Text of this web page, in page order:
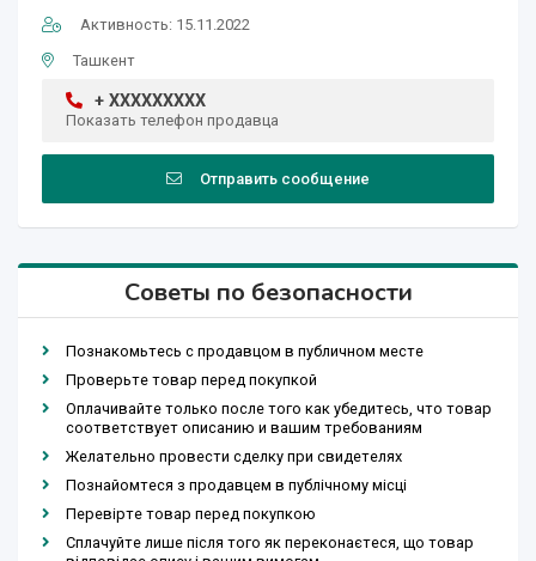
Активность: 15.11.2022
Ташкент
+ XXXXXXXXX
Показать телефон продавца
Отправить сообщение
Советы по безопасности
Познакомьтесь с продавцом в публичном месте
Проверьте товар перед покупкой
Оплачивайте только после того как убедитесь, что товар
соответствует описанию и вашим требованиям
Желательно провести сделку при свидетелях
Познайомтеся з продавцем в публічному місці
Перевірте товар перед покупкою
Сплачуйте лише після того як переконаєтеся, що товар